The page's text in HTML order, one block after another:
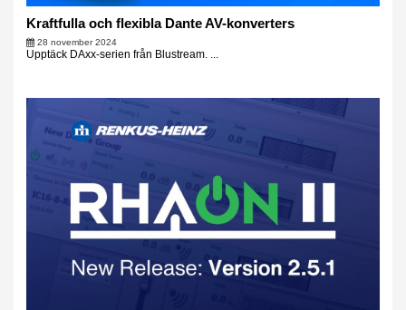
Kraftfulla och flexibla Dante AV-konverters
28 november 2024
Upptäck DAxx-serien från Blustream. ...